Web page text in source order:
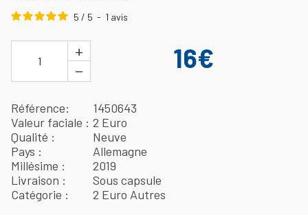
5 / 5 - 1 avis
1
+
−
16€
Référence
1450643
Valeur faciale
2 Euro
Qualité
Neuve
Pays
Allemagne
Millésime
2019
Livraison
Sous capsule
Catégorie
2 Euro Autres